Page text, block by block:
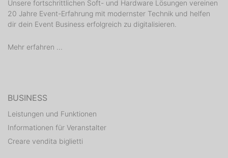
Unsere fortschrittlichen Soft- und Hardware Lösungen vereinen
20 Jahre Event-Erfahrung mit modernster Technik und helfen
dir dein Event Business erfolgreich zu digitalisieren.
Mehr erfahren ...
BUSINESS
Leistungen und Funktionen
Informationen für Veranstalter
Creare vendita biglietti